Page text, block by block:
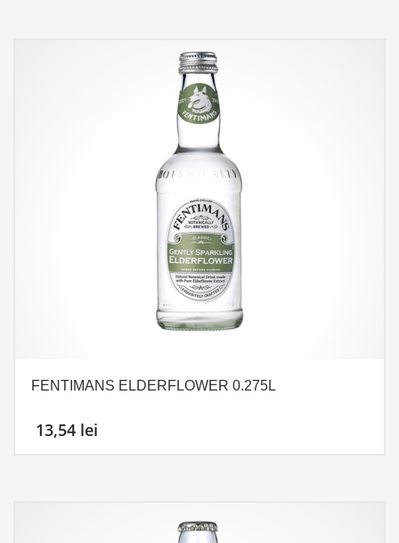
FENTIMANS ELDERFLOWER 0.275L
13,54 lei